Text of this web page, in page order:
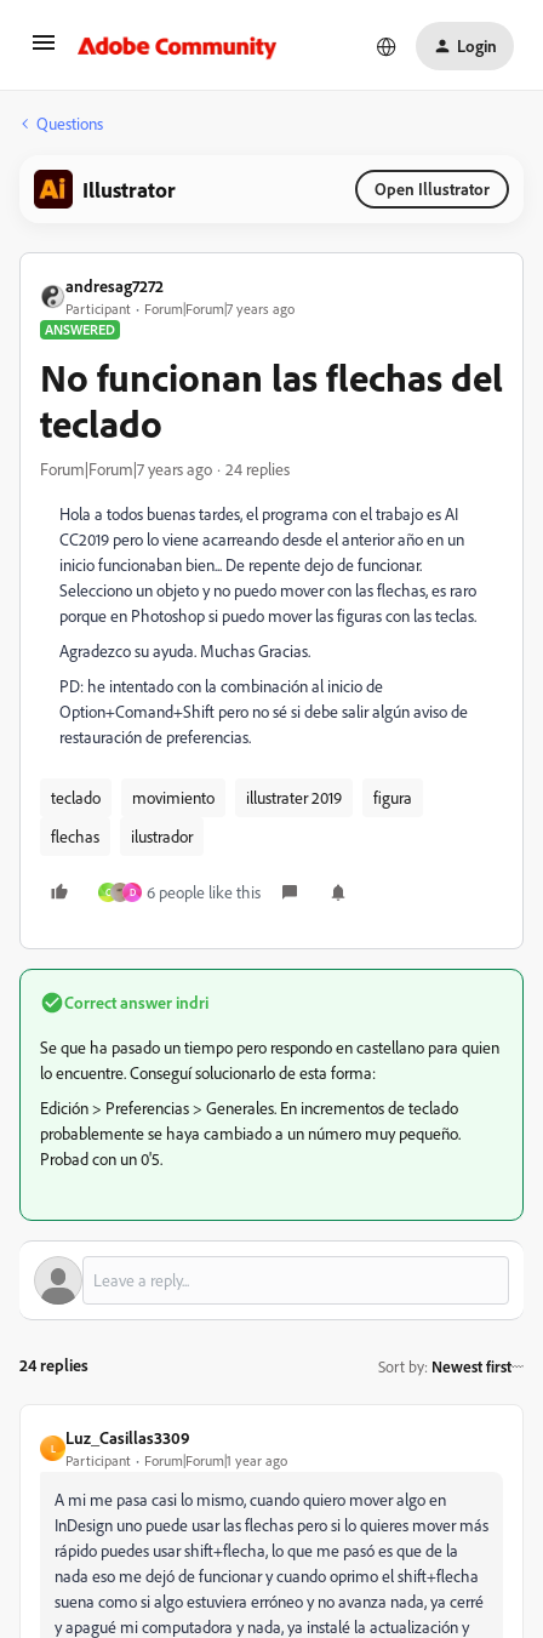
Login
Questions
Illustrator Open Illustrator
andresag7272
Participant
Forum|Forum|7 years ago
ANSWERED
No funcionan las flechas del
teclado
Forum|Forum|7 years ago 24 replies
Hola a todos buenas tardes, el programa con el trabajo es AI
CC2019 pero lo viene acarreando desde el anterior año en un
inicio funcionaban bien... De repente dejo de funcionar.
Selecciono un objeto y no puedo mover con las flechas, es raro
porque en Photoshop si puedo mover las figuras con las teclas.
Agradezco su ayuda. Muchas Gracias.
PD: he intentado con la combinación al inicio de
Option+Comand+Shift pero no sé si debe salir algún aviso de
restauración de preferencias.
teclado movimiento illustrater 2019
figura
flechas
ilustrador
C D 6 people like this
Correct answer indri
Se que ha pasado un tiempo pero respondo en castellano para quien
lo encuentre. Conseguí solucionarlo de esta forma:
Edición > Preferencias > Generales. En incrementos de teclado
probablemente se haya cambiado a un número muy pequeño.
Probad con un 0'5.
24 replies Sort by: Newest first
L
Luz_Casillas3309
Participant Forum|Forum|1 year ago
A mi me pasa casi lo mismo, cuando quiero mover algo en
InDesign uno puede usar las flechas pero si lo quieres mover más
rápido puedes usar shift+flecha, lo que me pasó es que de la
nada eso me dejó de funcionar y cuando oprimo el shift+flecha
suena como si algo estuviera erróneo y no avanza nada, ya cerré
y apagué mi computadora y nada, ya instalé la actualización y